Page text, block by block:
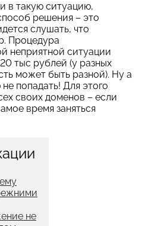
в такую ситуацию,
решения – это
слушать, что
Процедура
неприятной ситуации
тыс рублей (у разных
может быть разной). Ну а
попадать! Для этого
своих доменов – если
время заняться
не